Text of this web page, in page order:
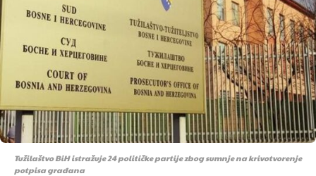
Tužilaštvo BiH istražuje 24 političke partije zbog sumnje na krivotvorenje
potpisa građana